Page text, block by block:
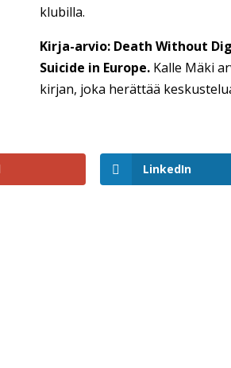
klubilla.
Kirja-arvio: Death Without
Suicide in Europe.Kalle Mäki
kirjan, joka herättää
LinkedIn